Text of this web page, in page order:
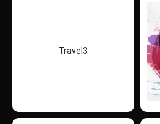
Travel3